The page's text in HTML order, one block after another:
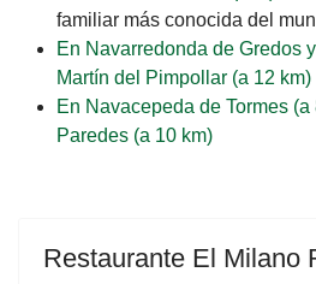
familiar más conocida del
En Navarredonda de Gredos
Martín del Pimpollar (a 12 km)
En Navacepeda de Tormes
Paredes (a 10 km)
Restaurante El Milano